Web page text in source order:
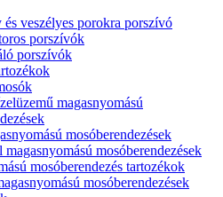
veszélyes porokra porszívó
porszívók
porszívók
magasnyomású
mosóberendezések
mosóberendezések
mosóberendezés tartozékok
mosóberendezések